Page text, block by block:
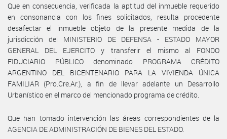
Que en consecuencia, verificada la aptitud del inmueble requerido
en consonancia con los fines solicitados, resulta procedente
desafectar el inmueble objeto de la presente medida de la
jurisdicción del MINISTERIO DE DEFENSA - ESTADO MAYOR
GENERAL DEL EJERCITO y transferir el mismo al FONDO
FIDUCIARIO PÚBLICO denominado PROGRAMA CRÉDITO
ARGENTINO DEL BICENTENARIO PARA LA VIVIENDA ÚNICA
FAMILIAR (Pro.Cre.Ar.), a fin de llevar adelante un Desarrollo
Urbanístico en el marco del mencionado programa de crédito.
Que han tomado intervención las áreas correspondientes de la
AGENCIA DE ADMINISTRACIÓN DE BIENES DEL ESTADO.